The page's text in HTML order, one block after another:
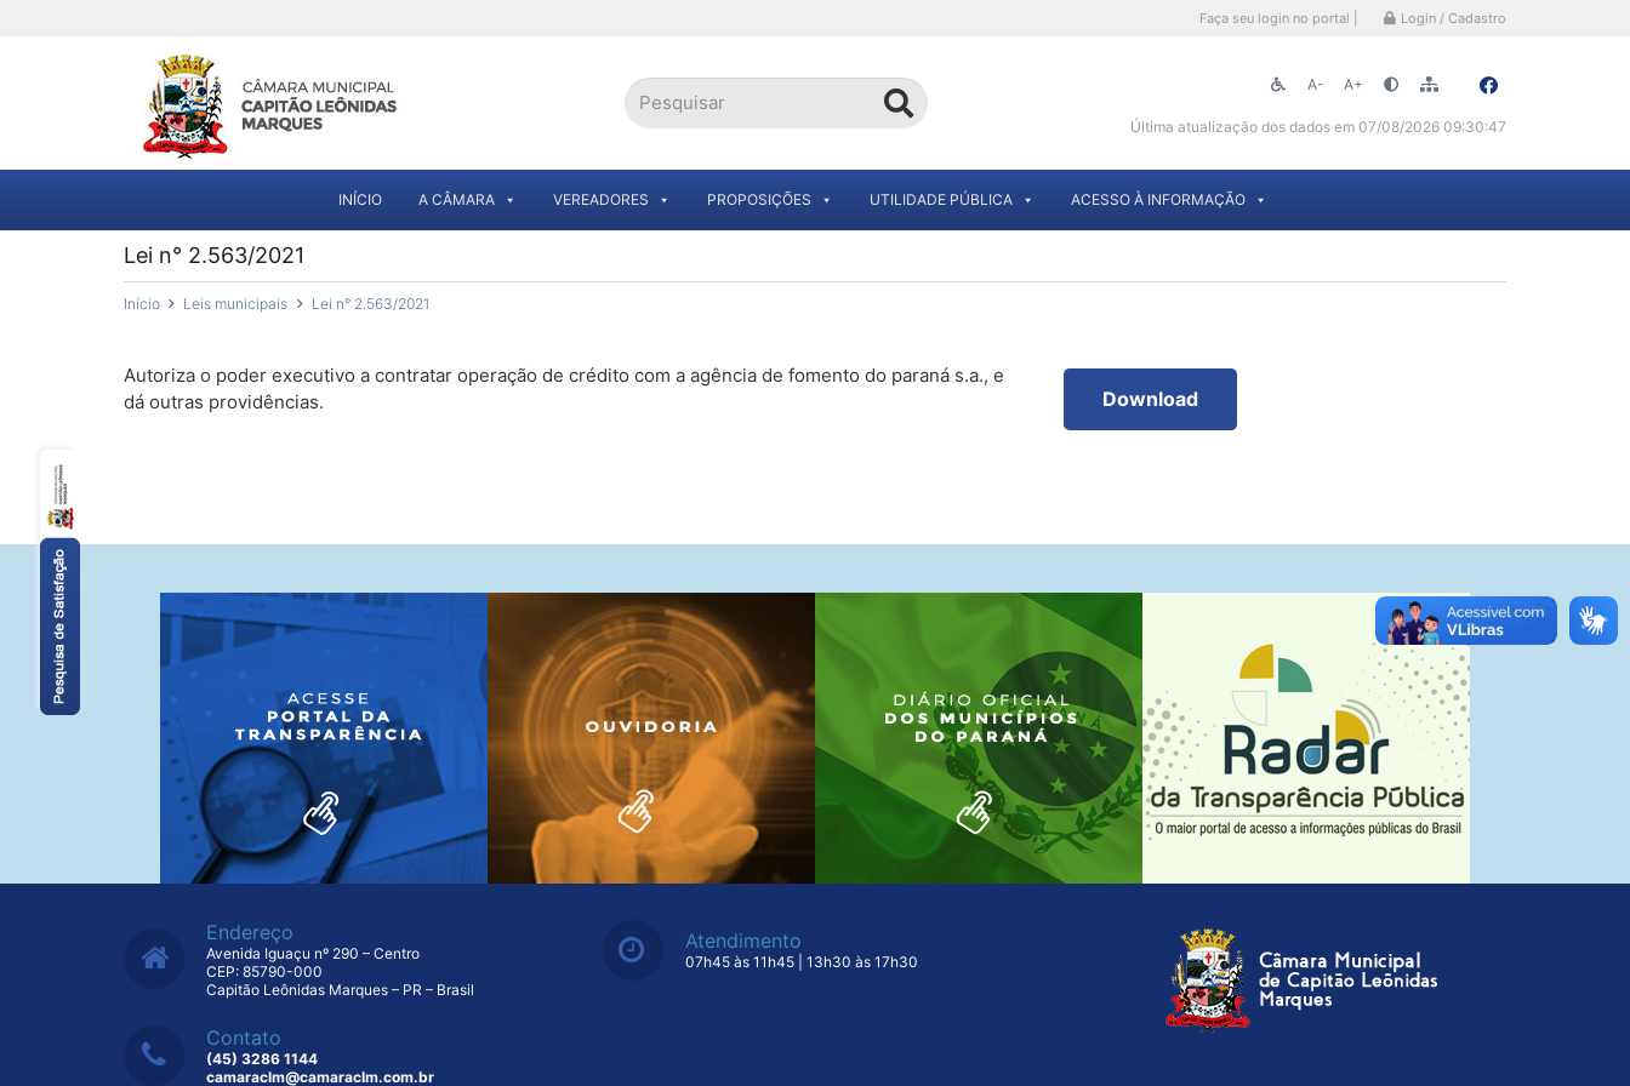
Faça seu login no portal | Login / Cadastro
A- A+
Última atualização dos dados em 07/08/2026 09:30:47
INÍCIO A CÂMARA VEREADORES PROPOSIÇÕES UTILIDADE PÚBLICA ACESSO À INFORMAÇÃO
Lei n° 2.563/2021
Início Leis municipais Lei n° 2.563/2021
Autoriza o poder executivo a contratar operação de crédito com a agência de fomento do paraná s.a., e
dá outras providências.
Download
Endereço
Avenida Iguaçu nº 290 – Centro
CEP: 85790-000
Capitão Leônidas Marques – PR – Brasil
Contato
(45) 3286 1144
camaraclm@camaraclm.com.br
Atendimento
07h45 às 11h45 | 13h30 às 17h30